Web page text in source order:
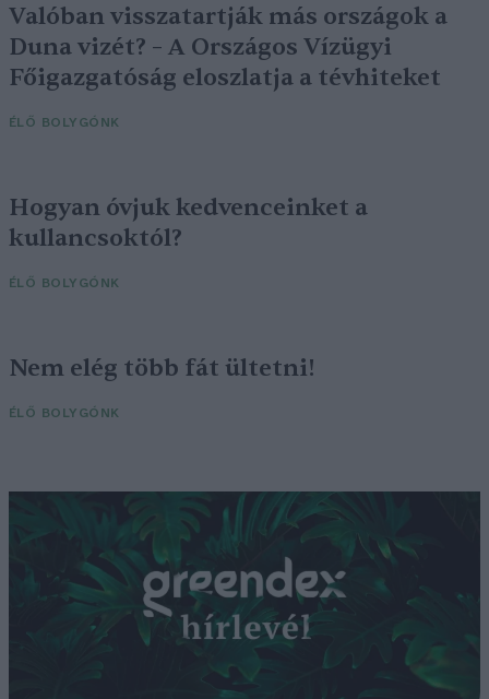
Valóban visszatartják más országok a
Duna vizét? – A Országos Vízügyi
Főigazgatóság eloszlatja a tévhiteket
ÉLŐ BOLYGÓNK
Hogyan óvjuk kedvenceinket a
kullancsoktól?
ÉLŐ BOLYGÓNK
Nem elég több fát ültetni!
ÉLŐ BOLYGÓNK